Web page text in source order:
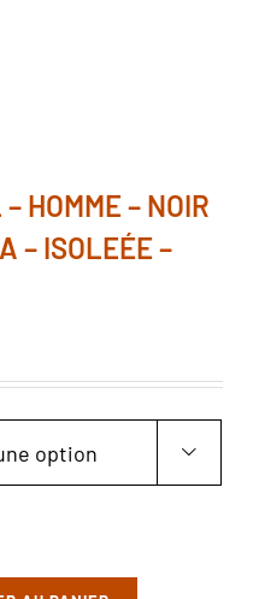
HOMME – NOIR
– ISOLEÉE –
